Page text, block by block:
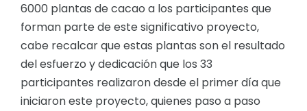
6000 plantas de cacao a los participantes que
forman parte de este significativo proyecto,
cabe recalcar que estas plantas son el resultado
del esfuerzo y dedicación que los 33
participantes realizaron desde el primer día que
iniciaron este proyecto, quienes paso a paso